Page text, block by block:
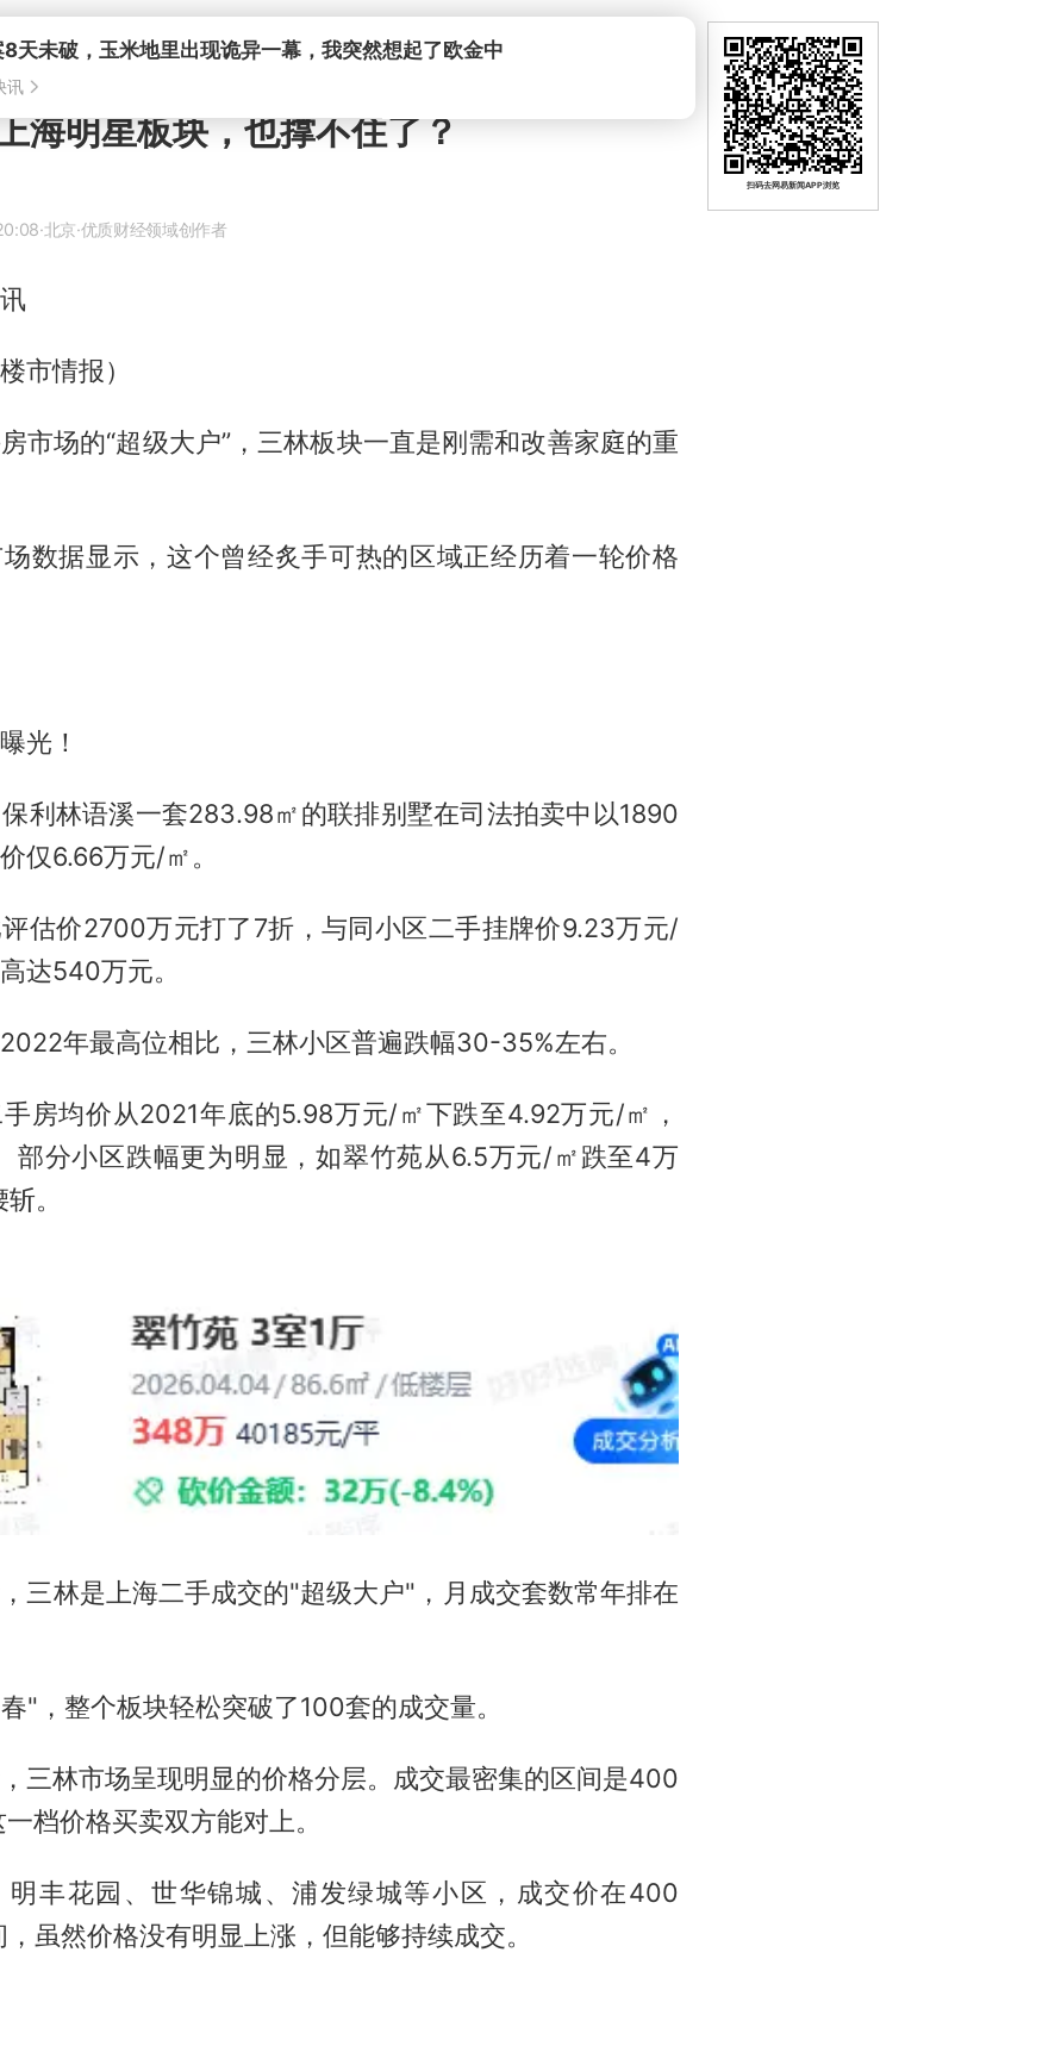
天未破，玉米地里出现诡异一幕，我突然想起了欧金中
讯
海明星板块，也撑不住了？
·北京·优质财经领域创作者
市情报）
市场的“超级大户”，三林板块一直是刚需和改善家庭的重
数据显示，这个曾经炙手可热的区域正经历着一轮价格
光！
利林语溪一套283.98㎡的联排别墅在司法拍卖中以1890
仅6.66万元/㎡。
估价2700万元打了7折，与同小区二手挂牌价9.23万元/
达540万元。
年最高位相比，三林小区普遍跌幅30-35%左右。
房均价从2021年底的5.98万元/㎡下跌至4.92万元/㎡，
部分小区跌幅更为明显，如翠竹苑从6.5万元/㎡跌至4万
。
三林是上海二手成交的"超级大户"，月成交套数常年排在
"，整个板块轻松突破了100套的成交量。
三林市场呈现明显的价格分层。成交最密集的区间是400
档价格买卖双方能对上。
明丰花园、世华锦城、浦发绿城等小区，成交价在400
虽然价格没有明显上涨，但能够持续成交。
扫码去网易新闻APP浏览